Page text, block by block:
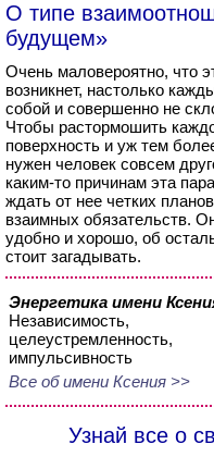
О типе
будущем»
Очень маловероятно, что
возникнет, настолько
собой и совершенно не
Чтобы растормошить
поверхность и уж тем
нужен человек совсем
каким-то причинам эта
ждать от нее четких
взаимных обязательств.
удобно и хорошо, об
стоит загадывать.
Энергетика имени
Независимость,
целеустремленность,
импульсивность
Все об имени Ксения >>
Узнай все о